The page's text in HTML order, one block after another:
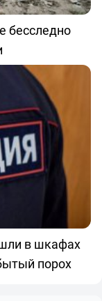
бесследно
в шкафах
порох